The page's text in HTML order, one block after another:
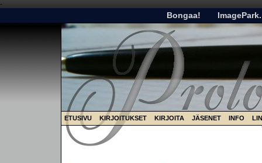
-
Bongaa!
ETUSIVU KIRJOITUKSET KIRJOITA JÄSENET INFO